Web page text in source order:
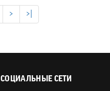
> >|
СОЦИАЛЬНЫЕ СЕТИ